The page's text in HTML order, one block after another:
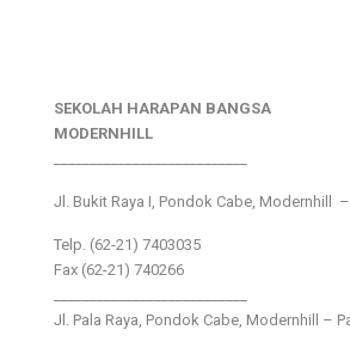
SEKOLAH HARAPAN BANGSA
MODERNHILL
Jl. Bukit Raya I, Pondok Cabe, Modernhill
Telp. (62-21) 7403035
Fax (62-21) 740266
Jl. Pala Raya, Pondok Cabe, Modernhill –